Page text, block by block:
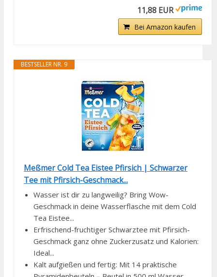
11,88 EUR
Bei Amazon kaufen
BESTSELLER NR. 9
Meßmer Cold Tea Eistee Pfirsich | Schwarzer
Tee mit Pfirsich-Geschmack...
Wasser ist dir zu langweilig? Bring Wow-
Geschmack in deine Wasserflasche mit dem Cold
Tea Eistee...
Erfrischend-fruchtiger Schwarztee mit Pfirsich-
Geschmack ganz ohne Zuckerzusatz und Kalorien:
Ideal...
Kalt aufgießen und fertig: Mit 14 praktische